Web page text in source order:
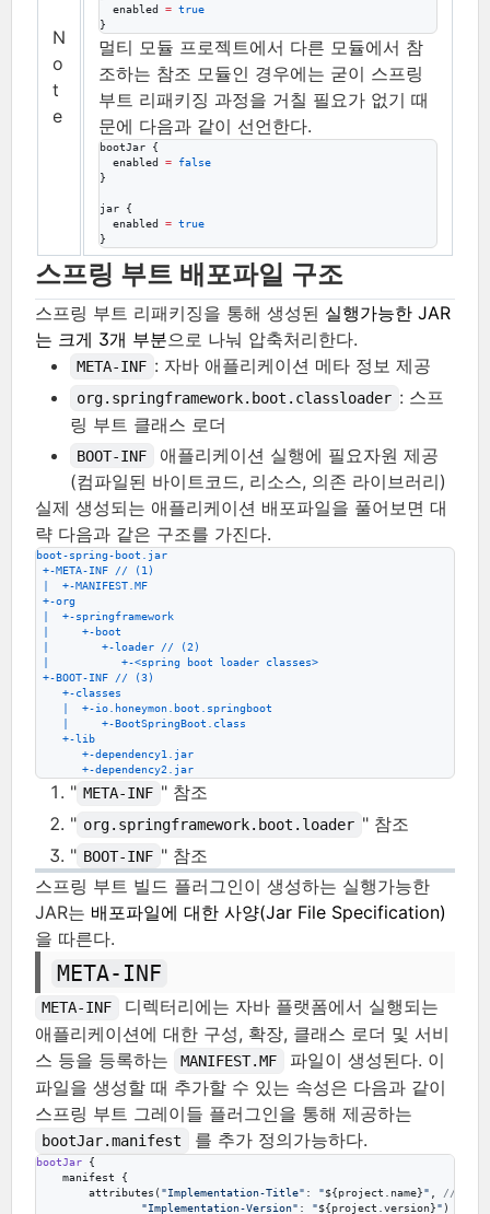
N
o
t
e
  enabled
= true
}
멀티 모듈 프로젝트에서 다른 모듈에서 참
조하는 참조 모듈인 경우에는 굳이 스프링
부트 리패키징 과정을 거칠 필요가 없기 때
문에 다음과 같이 선언한다.
bootJar {
  enabled
=
false
}
jar {
  enabled
= true
}
스프링 부트 배포파일 구조
스프링 부트 리패키징을 통해 생성된 실행가능한 JAR
는 크게 3개 부분으로 나눠 압축처리한다.
META-INF : 자바 애플리케이션 메타 정보 제공
org.springframework.boot.classloader : 스프
링 부트 클래스 로더
BOOT-INF
애플리케이션 실행에 필요자원 제공
(컴파일된 바이트코드, 리소스, 의존 라이브러리)
실제 생성되는 애플리케이션 배포파일을 풀어보면 대
략 다음과 같은 구조를 가진다.
boot-spring-boot.jar
+-META-INF // (1)
|  +-MANIFEST.MF
+-org
|  +-springframework
|     +-boot
|        +-loader // (2)
|           +-<spring boot loader classes>
+-BOOT-INF // (3)
    +-classes
    |  +-io.honeymon.boot.springboot
    |     +-BootSpringBoot.class
    +-lib
       +-dependency1.jar
       +-dependency2.jar
" META-INF " 참조
" org.springframework.boot.loader " 참조
" BOOT-INF " 참조
스프링 부트 빌드 플러그인이 생성하는 실행가능한
JAR는 배포파일에 대한 사양(Jar File Specification)
을 따른다.
META-INF
META-INF
디렉터리에는 자바 플랫폼에서 실행되는
애플리케이션에 대한 구성, 확장, 클래스 로더 및 서비
스 등을 등록하는
MANIFEST.MF
파일이 생성된다. 이
파일을 생성할 때 추가할 수 있는 속성은 다음과 같이
스프링 부트 그레이들 플러그인을 통해 제공하는
bootJar.manifest 를 추가 정의가능하다.
bootJar {
    manifest {
        attributes(
"Implementation-Title" : "${project.name}" //
"Implementation-Version" : "${project.version}" )